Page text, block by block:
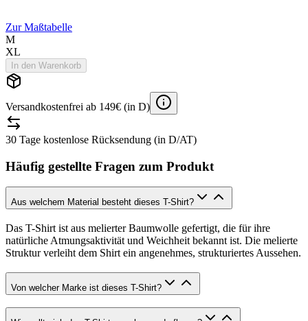
Zur Maßtabelle
M
XL
In den Warenkorb
Versandkostenfrei ab 149€ (in D)
30 Tage kostenlose Rücksendung (in D/AT)
Häufig gestellte Fragen zum Produkt
Aus welchem Material besteht dieses T-Shirt?
Das T-Shirt ist aus melierter Baumwolle gefertigt, die für ihre
natürliche Atmungsaktivität und Weichheit bekannt ist. Die melierte
Struktur verleiht dem Shirt ein angenehmes, strukturiertes Aussehen.
Von welcher Marke ist dieses T-Shirt?